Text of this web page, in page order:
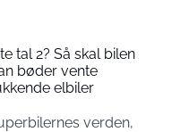
tal 2? Så skal bilen
bøder vente
elbiler
verden,